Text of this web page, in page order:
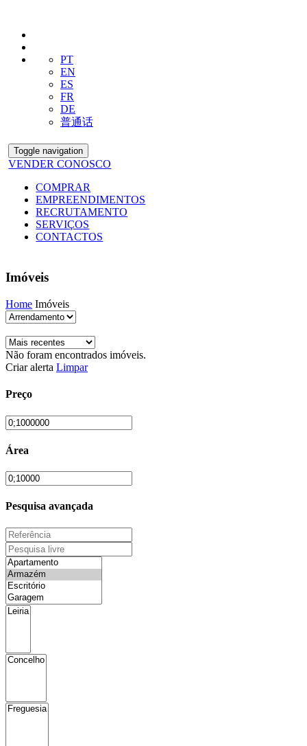
PT
EN
ES
FR
DE
普通话
Toggle navigation
VENDER CONOSCO
COMPRAR
EMPREENDIMENTOS
RECRUTAMENTO
SERVIÇOS
CONTACTOS
Imóveis
Home Imóveis
Não foram encontrados imóveis.
Criar alerta Limpar
Preço
Área
Pesquisa avançada